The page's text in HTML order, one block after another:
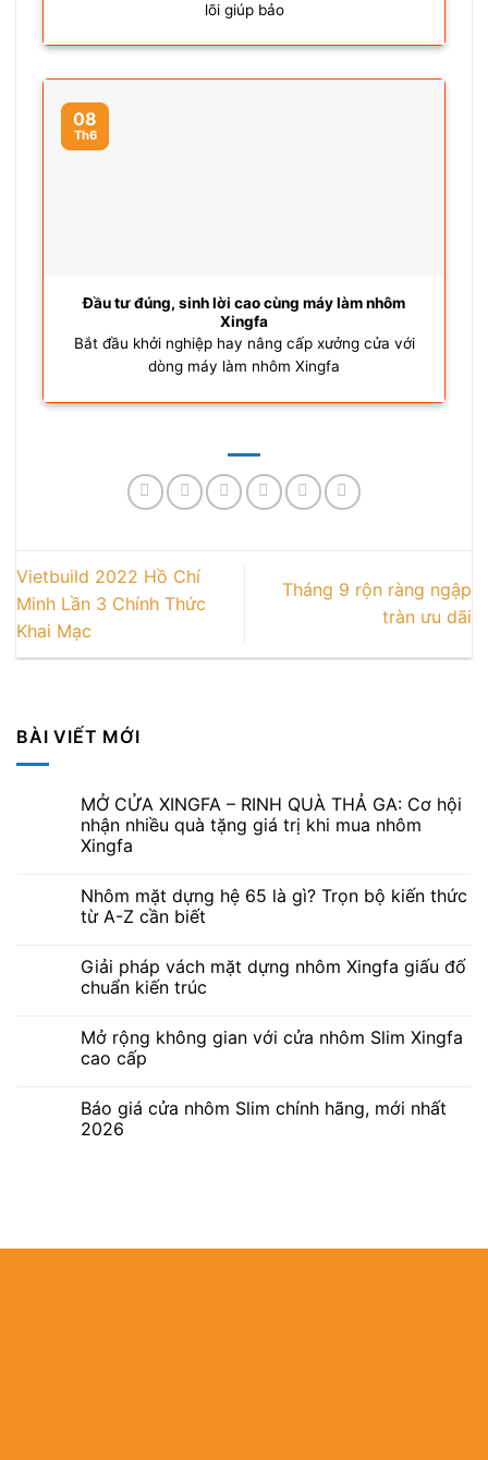
lõi giúp bảo
Đầu tư đúng, sinh lời cao cùng máy làm nhôm
Xingfa
Bắt đầu khởi nghiệp hay nâng cấp xưởng cửa với
dòng máy làm nhôm Xingfa
08
Th6
Vietbuild 2022 Hồ Chí
Minh Lần 3 Chính Thức
Khai Mạc
Tháng 9 rộn ràng ngập
tràn ưu dãi
BÀI VIẾT MỚI
MỞ CỬA XINGFA – RINH QUÀ THẢ GA: Cơ hội
nhận nhiều quà tặng giá trị khi mua nhôm
Xingfa
Nhôm mặt dựng hệ 65 là gì? Trọn bộ kiến thức
từ A-Z cần biết
Giải pháp vách mặt dựng nhôm Xingfa giấu đố
chuẩn kiến trúc
Mở rộng không gian với cửa nhôm Slim Xingfa
cao cấp
Báo giá cửa nhôm Slim chính hãng, mới nhất
2026